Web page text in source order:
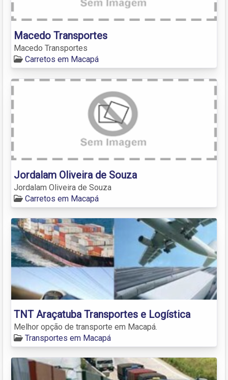
Macedo Transportes
Macedo Transportes
Carretos em Macapá
Jordalam Oliveira de Souza
Jordalam Oliveira de Souza
Carretos em Macapá
TNT Araçatuba Transportes e Logística
Melhor opção de transporte em Macapá.
Transportes em Macapá